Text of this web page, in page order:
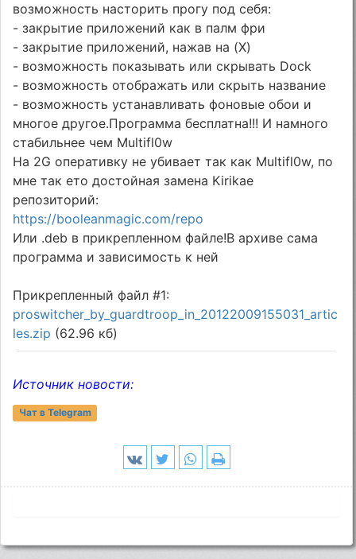
возможность насторить прогу под себя:
- закрытие приложений как в палм фри
- закрытие приложений, нажав на (X)
- возможность показывать или скрывать Dock
- возможность отображать или скрыть название
- возможность устанавливать фоновые обои и
многое другое.Программа бесплатна!!! И намного
стабильнее чем Multifl0w
На 2G оперативку не убивает так как Multifl0w, по
мне так ето достойная замена Kirikae
репозиторий:
https://booleanmagic.com/repo
Или .deb в прикрепленном файле!В архиве сама
программа и зависимость к ней
Прикрепленный файл #1:
proswitcher_by_guardtroop_in_20122009155031_artic
les.zip (62.96 кб)
Источник новости:
Чат в Telegram